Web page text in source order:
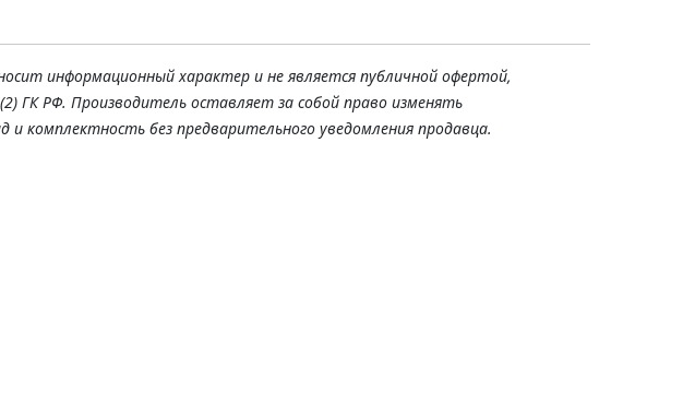
информационный характер и не является публичной офертой,
ГК РФ. Производитель оставляет за собой право изменять
комплектность без предварительного уведомления продавца.